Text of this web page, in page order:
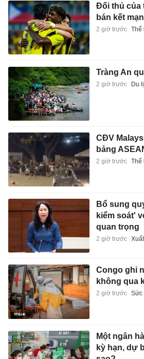
Đối thủ của
bán kết
2 giờ trước Thể
Tràng An
2 giờ trước Du
CĐV
bảng
2 giờ trước Thể
Bổ sung
kiểm soát'
quan trọng
2 giờ trước
Congo ghi
không qua
2 giờ trước Sức
Một ngân
kỳ hạn, dự